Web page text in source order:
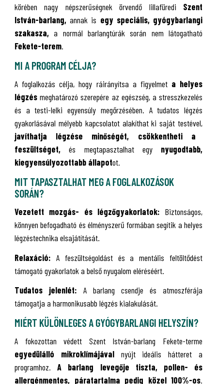
körében nagy népszerűségnek örvendő lillafüredi Szent
István-barlang,annak is egy speciális,gyógybarlangi
szakasza,a normál barlangtúrák során nem látogatható
Fekete-terem.
MI A PROGRAM CÉLJA?
A foglalkozás célja, hogy ráirányítsa a figyelmet a helyes
légzés meghatározó szerepére az egészség, a stresszkezelés
és a testi-lelki egyensúly megőrzésében. A tudatos légzés
gyakorlásával mélyebb kapcsolatot alakíthat ki saját testével,
javíthatja légzése minőségét, csökkentheti a
feszültséget, és megtapasztalhat egy nyugodtabb,
kiegyensúlyozottabb állapotot.
MIT TAPASZTALHAT MEG A FOGLALKOZÁSOK
SORÁN?
Vezetett mozgás- és légzőgyakorlatok: Biztonságos,
könnyen befogadható és élményszerű formában segítik a helyes
légzéstechnika elsajátítását.
Relaxáció: A feszültségoldást és a mentális feltöltődést
támogató gyakorlatok a belső nyugalom eléréséért.
Tudatos jelenlét: A barlang csendje és atmoszférája
támogatja a harmonikusabb légzés kialakulását.
MIÉRT KÜLÖNLEGES A GYÓGYBARLANGI HELYSZÍN?
A fokozottan védett Szent István-barlang Fekete-terme
egyedülálló mikroklímájávalnyújt ideális hátteret a
programhoz.A barlang levegője tiszta, pollen- és
allergénmentes, páratartalma pedig közel 100%-os.